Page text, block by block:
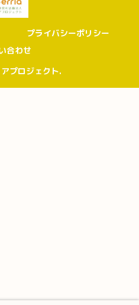
プライバシーポリシー
合わせ
プロジェクト.